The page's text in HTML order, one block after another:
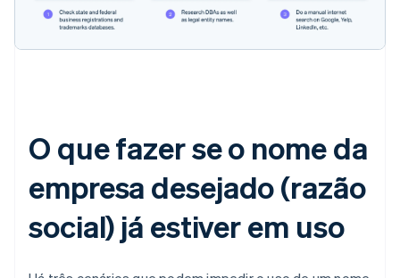
O que fazer se o nome da
empresa desejado (razão
social) já estiver em uso